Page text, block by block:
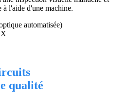
à l'aide d'une machine.
automatisée)
qualité